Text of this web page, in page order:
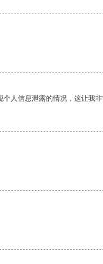
人信息泄露的情况，这让我非